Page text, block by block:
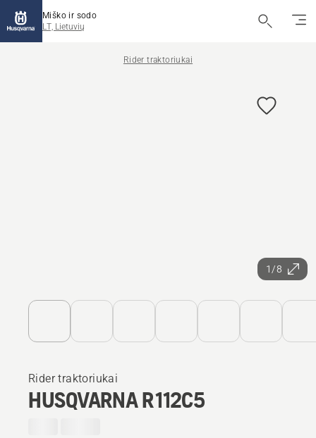
Miško ir sodo
LT, Lietuvių
Rider traktoriukai
1/8
Rider traktoriukai
HUSQVARNA R 112C5